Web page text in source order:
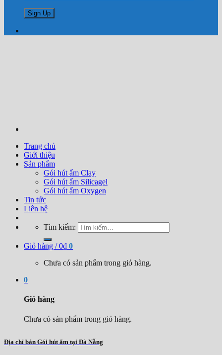
Trang chủ
Giới thiệu
Sản phẩm
Gói hút ẩm Clay
Gói hút ẩm Silicagel
Gói hút ẩm Oxygen
Tin tức
Liên hệ
Tìm kiếm:
Giỏ hàng /0₫ 0
Chưa có sản phẩm trong giỏ hàng.
0
Giỏ hàng
Chưa có sản phẩm trong giỏ hàng.
Địa chỉ bán Gói hút ẩm tại Đà Nẵng